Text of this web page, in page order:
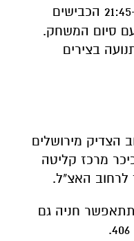
בין השעות 20:30 ל-21:45 הכבישים
עם סיום המשחק.
בצירים
הצדיק מירושלים
מרכז קליטה
לרחוב האצ"ל.
חניה גם